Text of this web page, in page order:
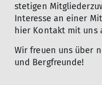
stetigen
Interesse an einer
hier Kontakt mit uns
Wir freuen uns über
und Bergfreunde!